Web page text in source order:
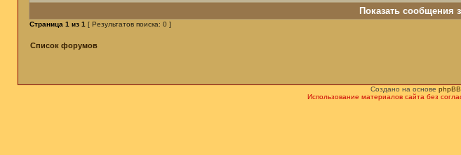
Показать сообщения
Страница 1 из 1 [ Результатов поиска: 0 ]
Список форумов
Создано на основе phpBB
Использование материалов сайта без